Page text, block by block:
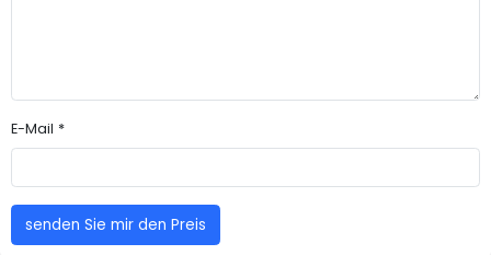
E-Mail *
senden Sie mir den Preis